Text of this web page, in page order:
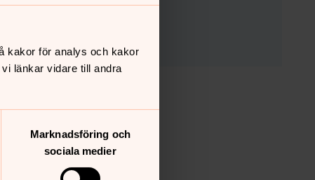
kakor för analys och kakor
länkar vidare till andra
Marknadsföring och
sociala medier